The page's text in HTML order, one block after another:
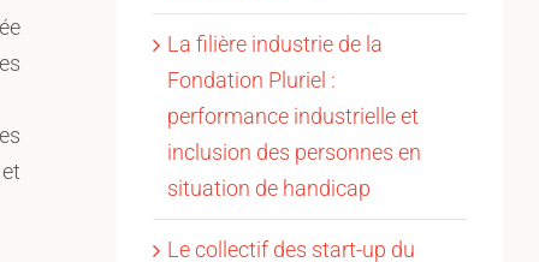
La filière industrie de la
Fondation Pluriel :
performance industrielle et
inclusion des personnes en
situation de handicap
Le collectif des start-up du